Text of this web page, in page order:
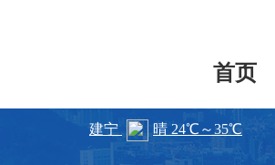
首页